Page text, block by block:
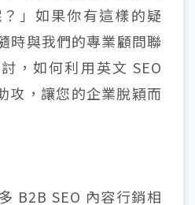
」如果你有這樣的疑
時與我們的專業顧問聯
，如何利用英文 SEO
攻，讓您的企業脫穎而
B2B SEO 內容行銷相